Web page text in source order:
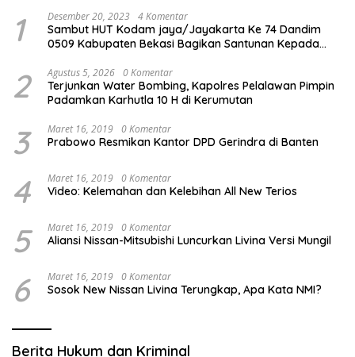
1 Desember 20, 2023 4 Komentar
Sambut HUT Kodam jaya/Jayakarta Ke 74 Dandim
0509 Kabupaten Bekasi Bagikan Santunan Kepada
2 Agustus 5, 2026 0 Komentar
Terjunkan Water Bombing, Kapolres Pelalawan Pimpin
Padamkan Karhutla 10 H di Kerumutan
3 Maret 16, 2019 0 Komentar
Prabowo Resmikan Kantor DPD Gerindra di Banten
4 Maret 16, 2019 0 Komentar
Video: Kelemahan dan Kelebihan All New Terios
5 Maret 16, 2019 0 Komentar
Aliansi Nissan-Mitsubishi Luncurkan Livina Versi Mungil
6 Maret 16, 2019 0 Komentar
Sosok New Nissan Livina Terungkap, Apa Kata NMI?
Berita Hukum dan Kriminal